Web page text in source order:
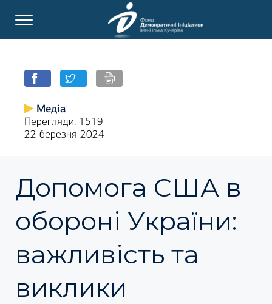
Медіа
Перегляди: 1519
22 березня 2024
Допомога США в
обороні України:
важливість та
виклики